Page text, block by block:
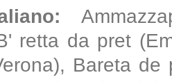
retta da pret
Bareta